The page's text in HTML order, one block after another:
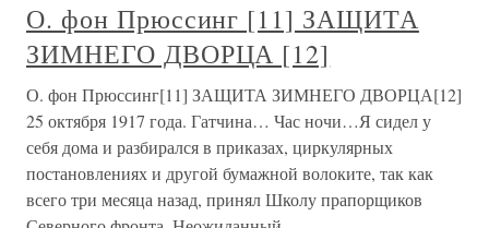
О. фон Прюссинг [11] ЗАЩИТА
ЗИМНЕГО ДВОРЦА [12]
О. фон Прюссинг[11] ЗАЩИТА ЗИМНЕГО ДВОРЦА[12]
25 октября 1917 года. Гатчина… Час ночи…Я сидел у
себя дома и разбирался в приказах, циркулярных
постановлениях и другой бумажной волоките, так как
всего три месяца назад, принял Школу прапорщиков